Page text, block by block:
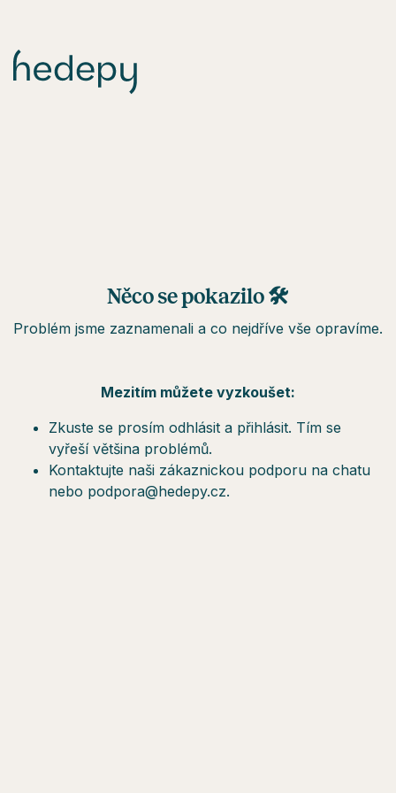
Něco se pokazilo 🛠
Problém jsme zaznamenali a co nejdříve vše opravíme.
Mezitím můžete vyzkoušet:
Zkuste se prosím odhlásit a přihlásit. Tím se
vyřeší většina problémů.
Kontaktujte naši zákaznickou podporu na chatu
nebo podpora@hedepy.cz.